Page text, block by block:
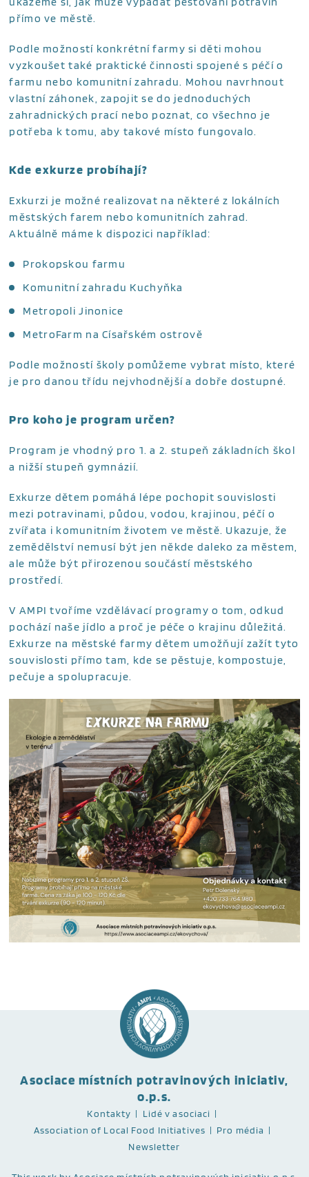
přímo ve městě.
Podle možností konkrétní farmy si děti mohou
vyzkoušet také praktické činnosti spojené s péčí o
farmu nebo komunitní zahradu. Mohou navrhnout
vlastní záhonek, zapojit se do jednoduchých
zahradnických prací nebo poznat, co všechno je
potřeba k tomu, aby takové místo fungovalo.
Kde exkurze probíhají?
Exkurzi je možné realizovat na některé z lokálních
městských farem nebo komunitních zahrad.
Aktuálně máme k dispozici například:
Prokopskou farmu
Komunitní zahradu Kuchyňka
Metropoli Jinonice
MetroFarm na Císařském ostrově
Podle možností školy pomůžeme vybrat místo, které
je pro danou třídu nejvhodnější a dobře dostupné.
Pro koho je program určen?
Program je vhodný pro 1. a 2. stupeň základních škol
a nižší stupeň gymnázií.
Exkurze dětem pomáhá lépe pochopit souvislosti
mezi potravinami, půdou, vodou, krajinou, péčí o
zvířata i komunitním životem ve městě. Ukazuje, že
zemědělství nemusí být jen někde daleko za městem,
ale může být přirozenou součástí městského
prostředí.
V AMPI tvoříme vzdělávací programy o tom, odkud
pochází naše jídlo a proč je péče o krajinu důležitá.
Exkurze na městské farmy dětem umožňují zažít tyto
souvislosti přímo tam, kde se pěstuje, kompostuje,
pečuje a spolupracuje.
Asociace místních potravinových iniciativ,
o.p.s.
Kontakty
Lidé v asociaci
Association of Local Food Initiatives
Pro média
Newsletter